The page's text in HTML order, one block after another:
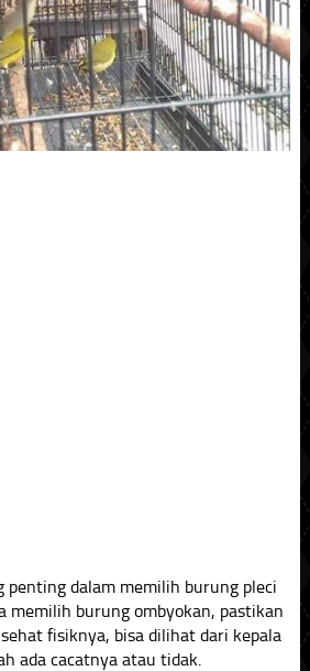
penting dalam memilih burung pleci
memilih burung ombyokan, pastikan
fisiknya, bisa dilihat dari kepala
ada cacatnya atau tidak.